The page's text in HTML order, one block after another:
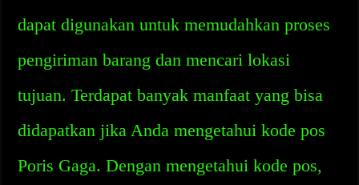
dapat digunakan untuk memudahkan proses
pengiriman barang dan mencari lokasi
tujuan. Terdapat banyak manfaat yang bisa
didapatkan jika Anda mengetahui kode pos
Poris Gaga. Dengan mengetahui kode pos,